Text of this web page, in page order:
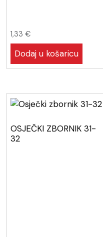
1,33 €
Dodaj u košaricu
OSJEČKI ZBORNIK 31-
32